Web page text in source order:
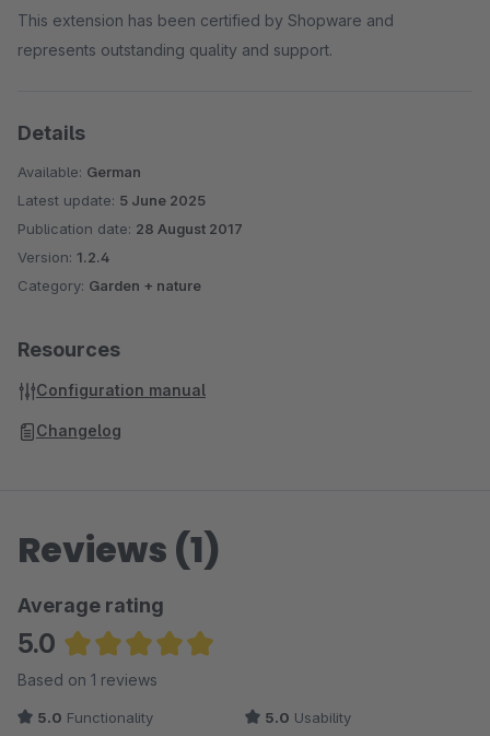
This extension has been certified by Shopware and
represents outstanding quality and support.
Details
Available: German
Latest update: 5 June 2025
Publication date: 28 August 2017
Version: 1.2.4
Category: Garden + nature
Resources
Configuration manual
Changelog
Reviews (1)
Average rating
5.0
Average rating of 5 out of 5 stars
Based on 1 reviews
5.0 Functionality 5.0 Usability